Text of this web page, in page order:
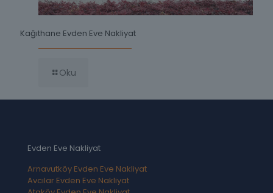
Kağıthane Evden Eve Nakliyat
Oku
Evden Eve Nakliyat
Arnavutköy Evden Eve Nakliyat
Avcılar Evden Eve Nakliyat